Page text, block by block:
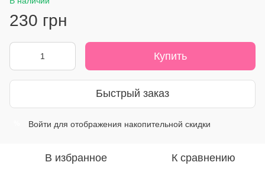
230 грн
Купить
Быстрый заказ
Войти для отображения накопительной скидки
В избранное К сравнению